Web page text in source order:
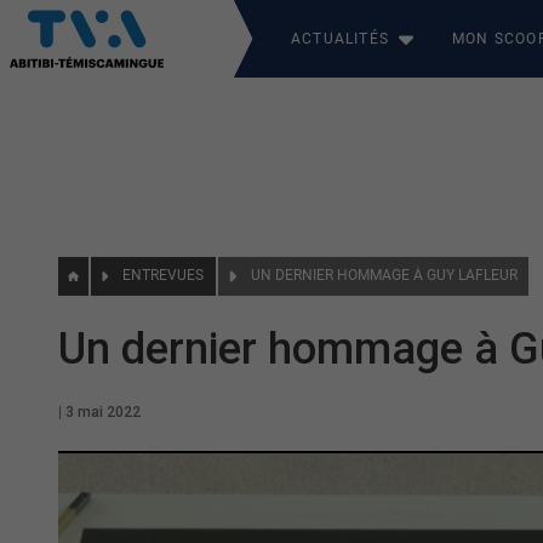
ACTUALITÉS MON
ENTREVUES UN DERNIER HOMMAGE À GUY LAFLEUR
Un dernier hommage à
3 mai 2022